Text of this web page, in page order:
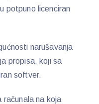
potpuno licenciran
narušavanja
propisa, koji sa
softver.
na koja